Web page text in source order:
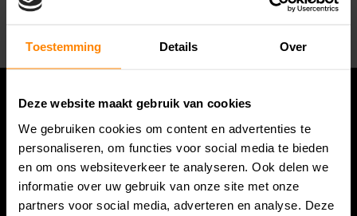
Toestemming Details Over
Deze website maakt gebruik van cookies
We gebruiken cookies om content en advertenties te
personaliseren, om functies voor social media te bieden
en om ons websiteverkeer te analyseren. Ook delen we
informatie over uw gebruik van onze site met onze
partners voor social media, adverteren en analyse. Deze
Abonneer